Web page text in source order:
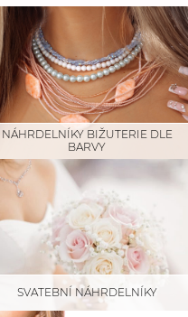
NÁHRDELNÍKY BIŽUTERIE DLE
BARVY
SVATEBNÍ NÁHRDELNÍKY